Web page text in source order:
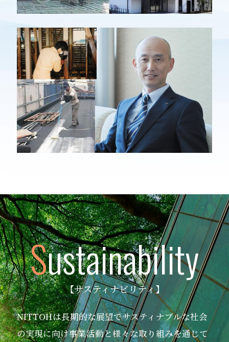
Sustainability
【サスティナビリティ】
NITTOHは長期的な展望でサスティナブルな社会
の実現に向け事業活動と様々な取り組みを通じて